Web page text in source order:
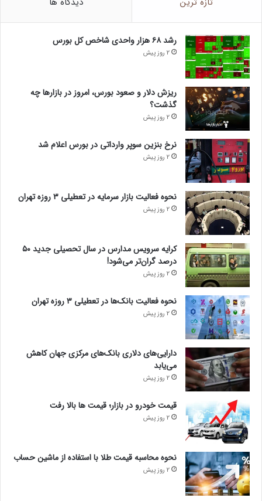
رشد ۶۸ هزار واحدی شاخص کل بورس
2 روز پیش
ریزش دلار و صعود بورس، امروز در بازارها چه
گذشت؟
2 روز پیش
نرخ بنزین سوپر وارداتی در بورس اعلام شد
2 روز پیش
نحوه فعالیت بازار سرمایه در تعطیلی ۳ روزه تهران
2 روز پیش
کرایه سرویس مدارس در سال تحصیلی جدید ۵۰
درصد گران‌تر می‌شود!
2 روز پیش
نحوه فعالیت بانک‌ها در تعطیلی ۳ روزه تهران
2 روز پیش
دارایی‌های دلاری بانک‌های مرکزی جهان کاهش
می‌یابد
2 روز پیش
قیمت خودرو در بازار؛ قیمت ها بالا رفت
2 روز پیش
نحوه محاسبه قیمت طلا با استفاده از ماشین حساب
2 روز پیش